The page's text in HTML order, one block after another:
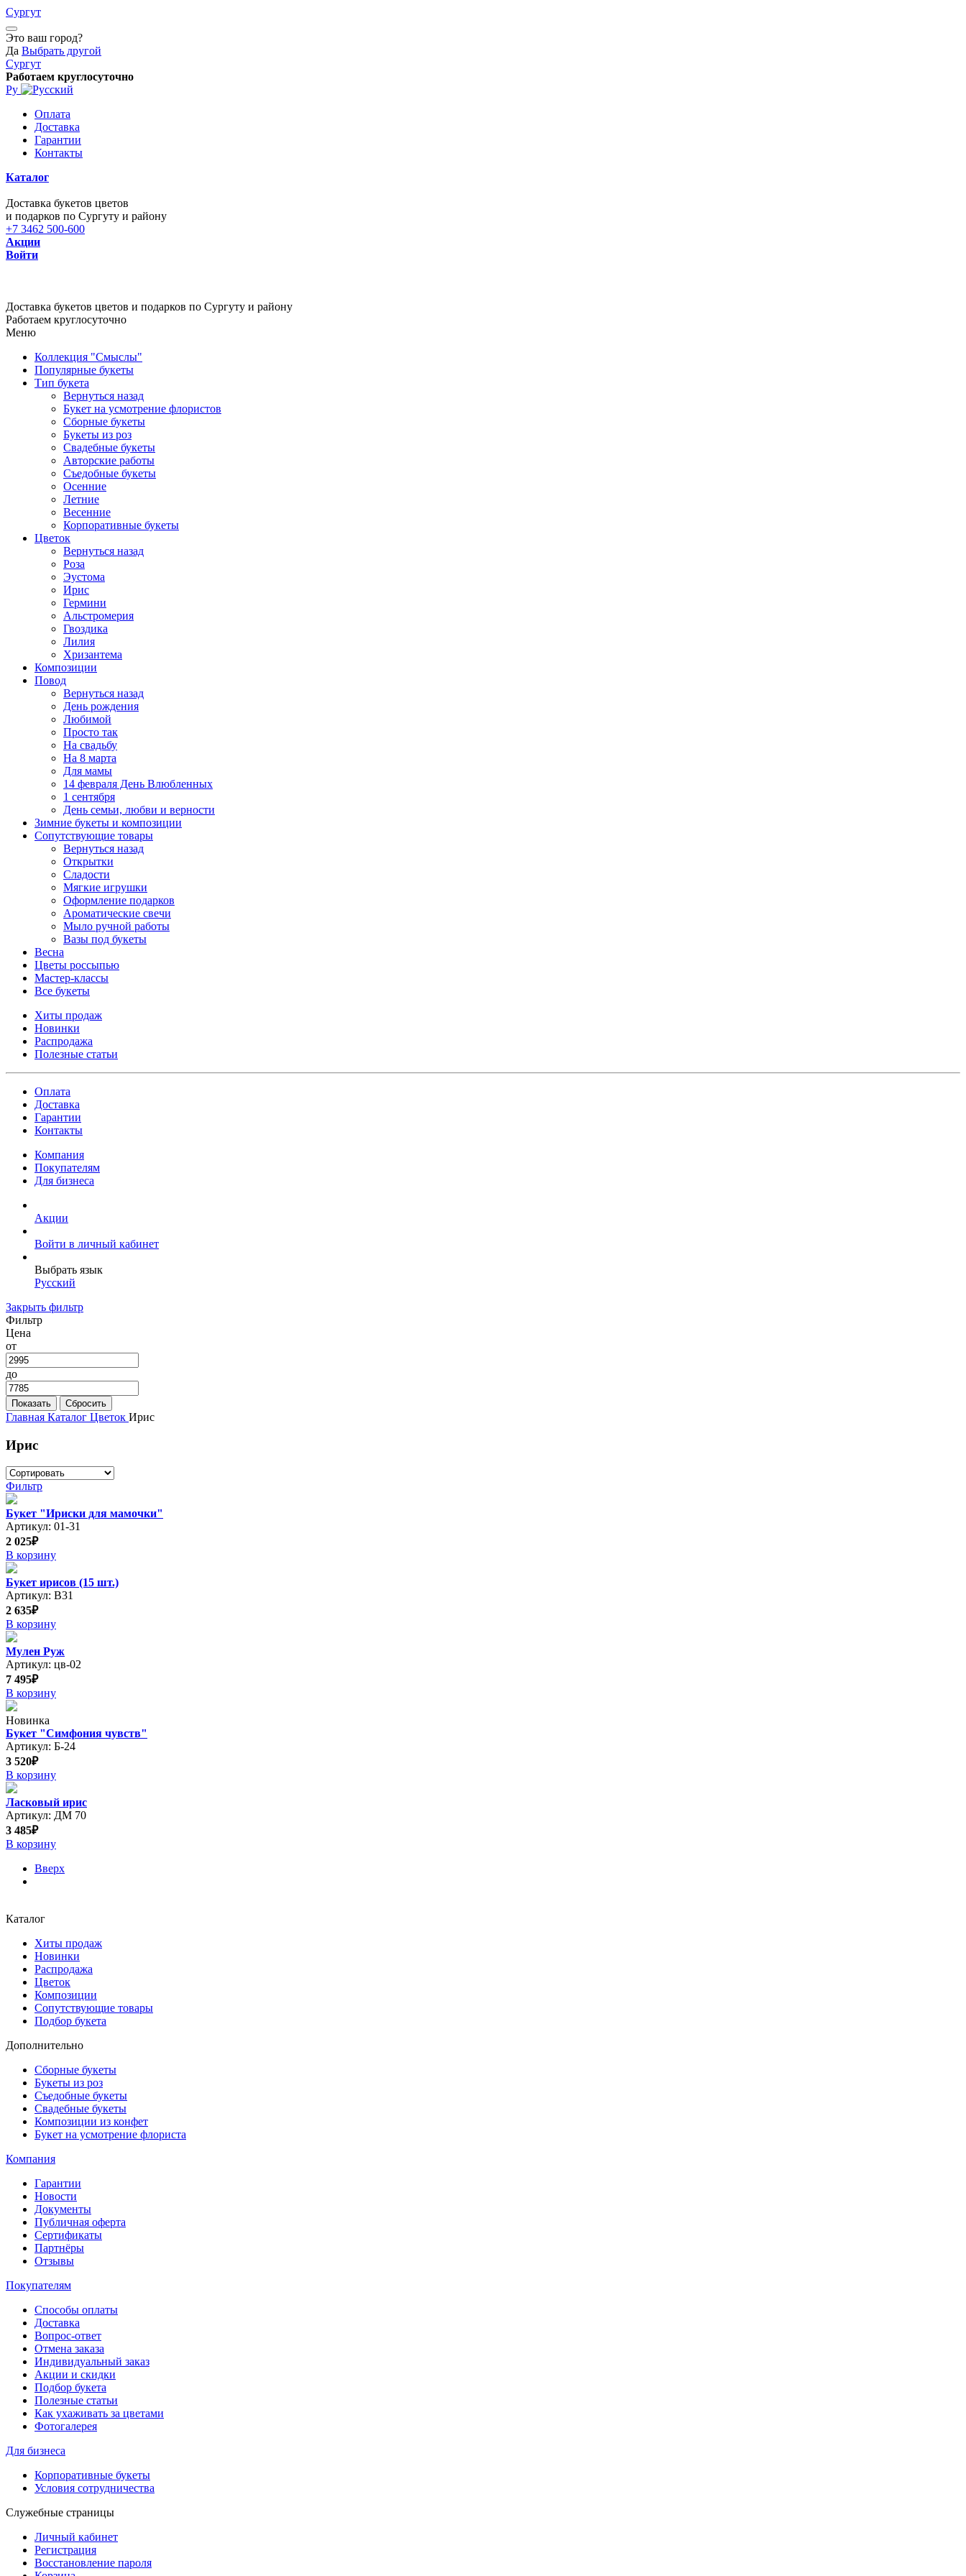
Сургут
Это ваш город?
Да Выбрать другой
Сургут
Работаем круглосуточно
Ру
Оплата
Доставка
Гарантии
Контакты
Каталог
Доставка букетов цветов
и подарков по Сургуту и району
+7 3462 500-600
Акции
Войти
Доставка букетов цветов и подарков по Сургуту и району
Работаем круглосуточно
Меню
Коллекция "Смыслы"
Популярные букеты
Тип букета
Вернуться назад
Букет на усмотрение флористов
Сборные букеты
Букеты из роз
Свадебные букеты
Авторские работы
Съедобные букеты
Осенние
Летние
Весенние
Корпоративные букеты
Цветок
Вернуться назад
Роза
Эустома
Ирис
Гермини
Альстромерия
Гвоздика
Лилия
Хризантема
Композиции
Повод
Вернуться назад
День рождения
Любимой
Просто так
На свадьбу
На 8 марта
Для мамы
14 февраля День Влюбленных
1 сентября
День семьи, любви и верности
Зимние букеты и композиции
Сопутствующие товары
Вернуться назад
Открытки
Сладости
Мягкие игрушки
Оформление подарков
Ароматические свечи
Мыло ручной работы
Вазы под букеты
Весна
Цветы россыпью
Мастер-классы
Все букеты
Хиты продаж
Новинки
Распродажа
Полезные статьи
Оплата
Доставка
Гарантии
Контакты
Компания
Покупателям
Для бизнеса
Акции
Войти в личный кабинет
Выбрать язык
Русский
Закрыть фильтр
Фильтр
Цена
от
до
Главная Каталог Цветок Ирис
Ирис
Фильтр
Букет "Ириски для мамочки"
Артикул: 01-31
2 025₽
В корзину
Букет ирисов (15 шт.)
Артикул: В31
2 635₽
В корзину
Мулен Руж
Артикул: цв-02
7 495₽
В корзину
Новинка
Букет "Симфония чувств"
Артикул: Б-24
3 520₽
В корзину
Ласковый ирис
Артикул: ДМ 70
3 485₽
В корзину
Вверх
Каталог
Хиты продаж
Новинки
Распродажа
Цветок
Композиции
Сопутствующие товары
Подбор букета
Дополнительно
Сборные букеты
Букеты из роз
Съедобные букеты
Свадебные букеты
Композиции из конфет
Букет на усмотрение флориста
Компания
Гарантии
Новости
Документы
Публичная оферта
Сертификаты
Партнёры
Отзывы
Покупателям
Способы оплаты
Доставка
Вопрос-ответ
Отмена заказа
Индивидуальный заказ
Акции и скидки
Подбор букета
Полезные статьи
Как ухаживать за цветами
Фотогалерея
Для бизнеса
Корпоративные букеты
Условия сотрудничества
Служебные страницы
Личный кабинет
Регистрация
Восстановление пароля